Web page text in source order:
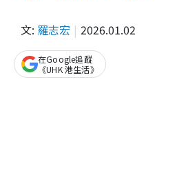
文: 羅志宏 2026.01.02
在Google追蹤
《UHK 港生活》